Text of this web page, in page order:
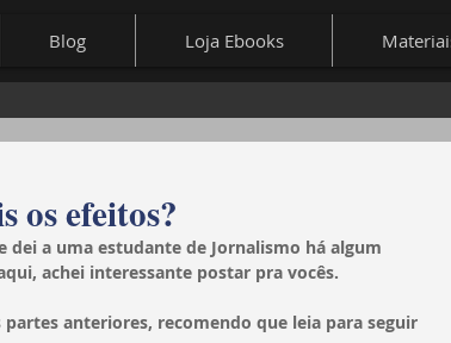
Blog Loja Ebooks
os efeitos?
dei a uma estudante de Jornalismo há algum
achei interessante postar pra vocês.
partes anteriores, recomendo que leia para seguir